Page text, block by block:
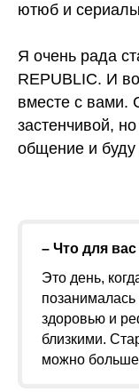
ютюб и
Я очень рада
REPUBLIC. И
вместе с вами.
застенчивой,
общение и
– Что для
Это день,
здоровью и
близкими.
можно